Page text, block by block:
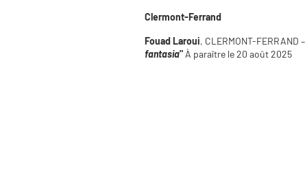
Clermont-Ferrand
Fouad Laroui, CLERMONT-
fantasia"À paraître le 20 août 2025